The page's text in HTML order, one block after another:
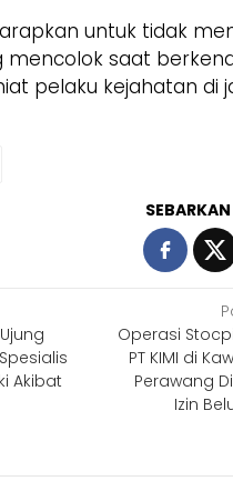
untuk tidak
mencolok saat
pelaku kejahatan di
SEBARKAN
Akibat
Operasi
PT KIMI di
Perawang
Izin